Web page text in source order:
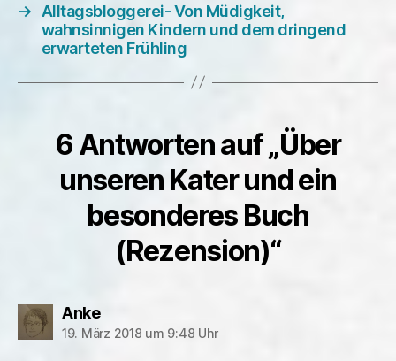
→
Alltagsbloggerei- Von Müdigkeit,
wahnsinnigen Kindern und dem dringend
erwarteten Frühling
6 Antworten auf „Über
unseren Kater und ein
besonderes Buch
(Rezension)“
Ankesagt:
19. März 2018 um 9:48 Uhr